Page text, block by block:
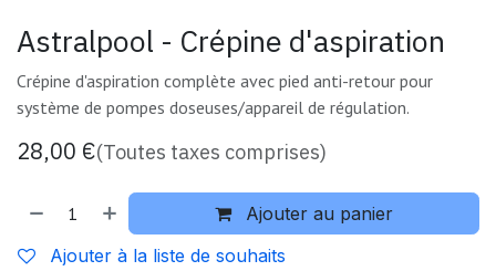
Astralpool - Crépine d'aspiration
Crépine d'aspiration complète avec pied anti-retour pour
système de pompes doseuses/appareil de régulation.
28,00 €(Toutes taxes comprises)
Ajouter au panier
Ajouter à la liste de souhaits